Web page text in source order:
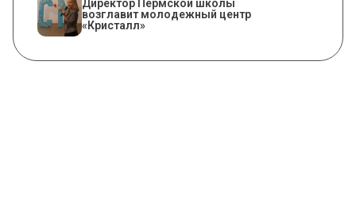
​Директор Пермской школы
возглавит молодежный центр
«Кристалл»